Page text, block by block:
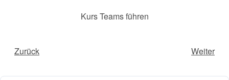
Kurs Teams führen
Zurück Weiter